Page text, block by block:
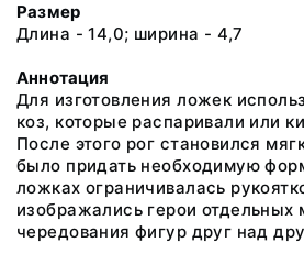
Размер
Длина - 14,0; ширина - 4,7
Аннотация
Для изготовления ложек
коз, которые распаривали или
После этого рог становился
было придать необходимую
ложках ограничивалась
изображались герои
чередования фигур друг над